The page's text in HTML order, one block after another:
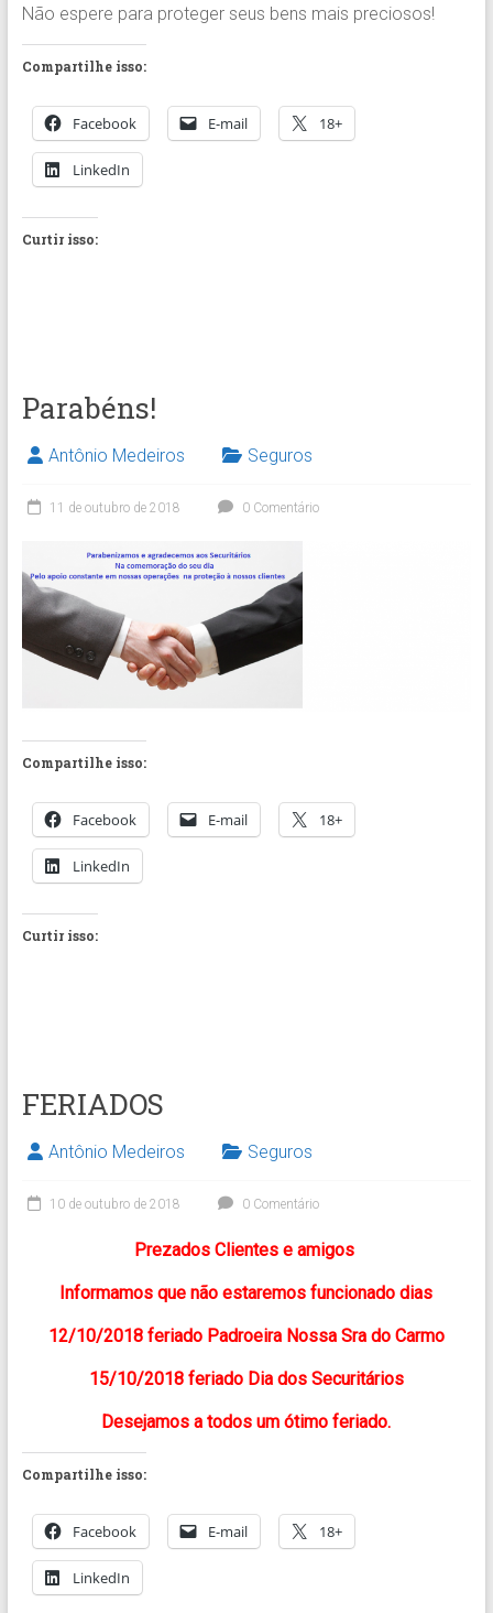
Não espere para proteger seus bens mais preciosos!
Compartilhe isso:
Facebook E-mail 18+
LinkedIn
Curtir isso:
Parabéns!
Antônio Medeiros Seguros
11 de outubro de 2018 0 Comentário
Compartilhe isso:
Facebook E-mail 18+
LinkedIn
Curtir isso:
FERIADOS
Antônio Medeiros Seguros
10 de outubro de 2018 0 Comentário
Prezados Clientes e amigos
Informamos que não estaremos funcionado dias
12/10/2018 feriado Padroeira Nossa Sra do Carmo
15/10/2018 feriado Dia dos Securitários
Desejamos a todos um ótimo feriado.
Compartilhe isso:
Facebook E-mail 18+
LinkedIn